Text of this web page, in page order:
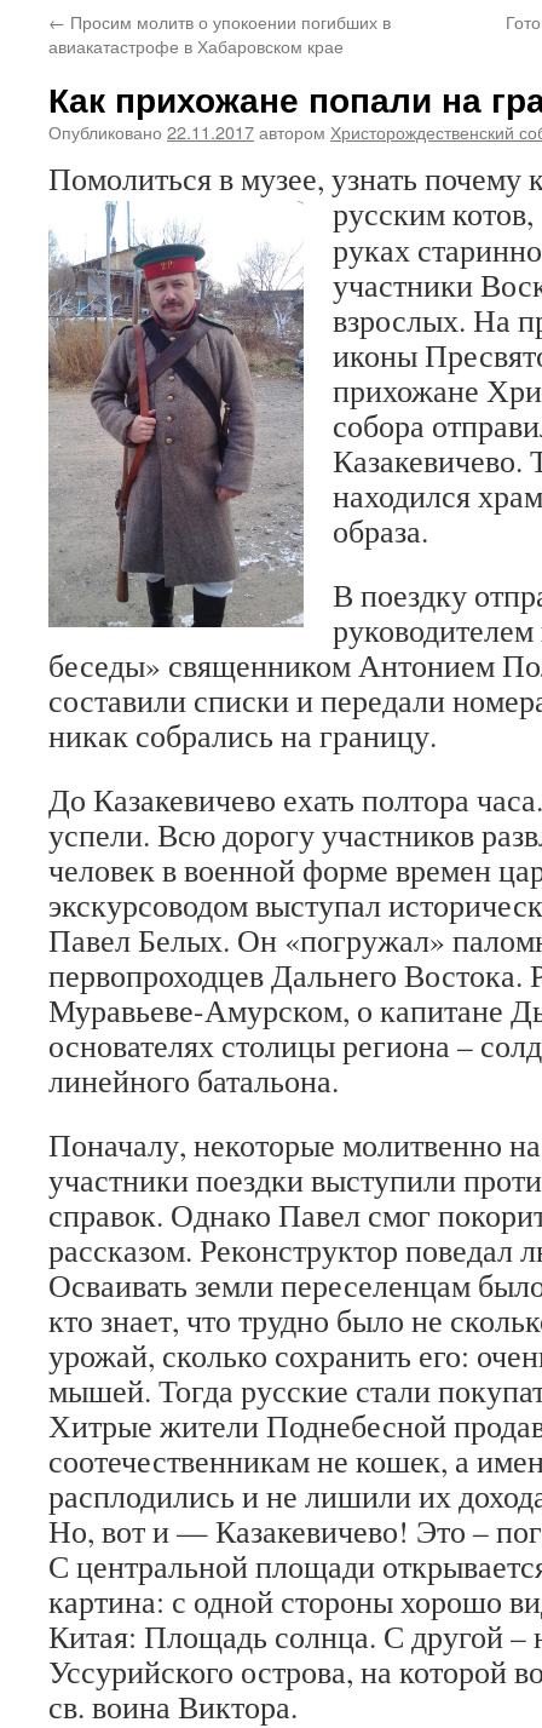
← Просим молитв о упокоении погибших в
авиакатастрофе в Хабаровском крае
Как прихожане попали на
Опубликовано 22.11.2017автором Христорождественский
Помолиться в музее, узнать почему
русским
руках
участники
взрослых. На
иконы
прихожане
собора
находился
образа.
В поездку
беседы» священником Антонием
составили списки и передали
никак собрались на границу.
До Казакевичево ехать полтора
успели. Всю дорогу участников
человек в военной форме времен
экскурсоводом выступал
Павел Белых. Он «погружал»
первопроходцев Дальнего Востока.
Муравьеве-Амурском, о капитане
основателях столицы региона –
линейного батальона.
Поначалу, некоторые молитвенно
участники поездки выступили
справок. Однако Павел смог
рассказом. Реконструктор поведал
Осваивать земли переселенцам
кто знает, что трудно было не
урожай, сколько сохранить его:
мышей. Тогда русские стали
Хитрые жители Поднебесной
соотечественникам не кошек, а
расплодились и не лишили их
Но, вот и — Казакевичево! Это –
С центральной площади
картина: с одной стороны хорошо
Китая: Площадь солнца. С другой –
Уссурийского острова, на которой
св. воина Виктора.